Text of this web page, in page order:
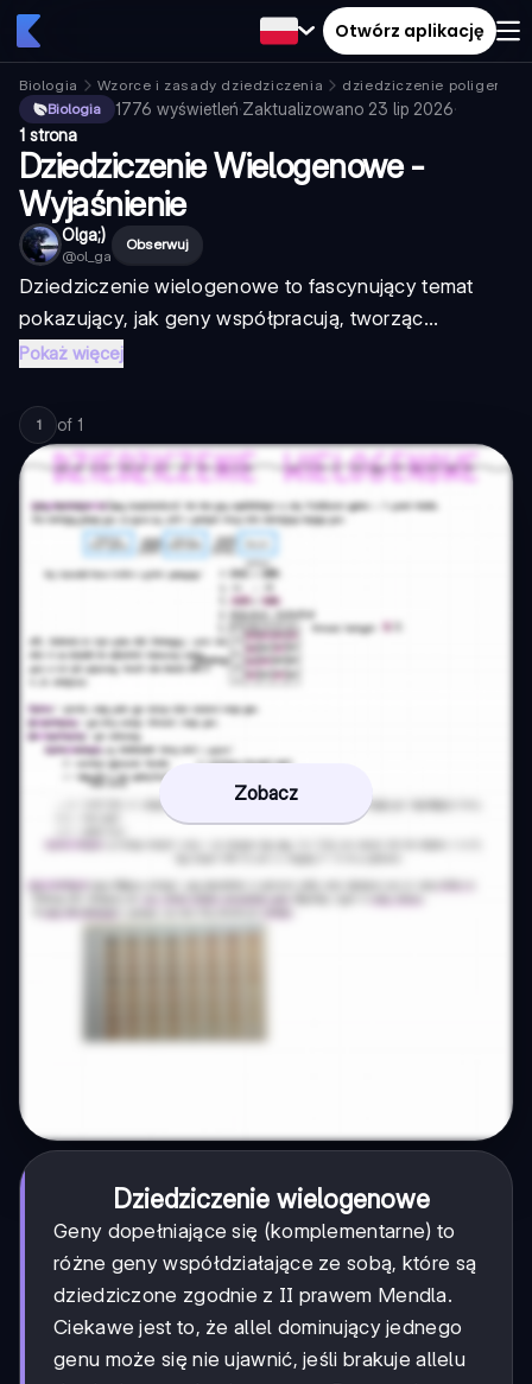
Otwórz aplikację
Biologia Wzorce i zasady dziedziczenia
dziedziczenie poligenowe
Biologia
1776 wyświetleń·Zaktualizowano 23 lip 2026·
1 strona
Dziedziczenie Wielogenowe -
Wyjaśnienie
Olga;)
@ol_ga
Obserwuj
Dziedziczenie wielogenowe to fascynujący temat
pokazujący, jak geny współpracują, tworząc...
Pokaż więcej
1 of 1
Zobacz
Dziedziczenie wielogenowe
Geny dopełniające się (komplementarne) to
różne geny współdziałające ze sobą, które są
dziedziczone zgodnie z II prawem Mendla.
Ciekawe jest to, że allel dominujący jednego
genu może się nie ujawnić, jeśli brakuje allelu